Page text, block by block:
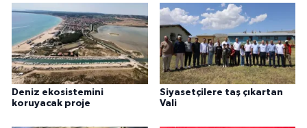
Deniz ekosistemini
koruyacak proje
Siyasetçilere taş çıkartan
Vali